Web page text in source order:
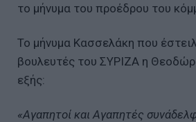
το μήνυμα του προέδρου του
Το μήνυμα Κασσελάκη που
βουλευτές του ΣΥΡΙΖΑ η
εξής:
«Αγαπητοί και Αγαπητές